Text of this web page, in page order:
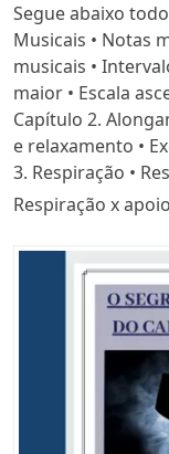
Segue abaixo
Musicais • Notas
musicais •
maior • Escala
Capítulo 2.
e relaxamento •
3. Respiração •
Respiração x